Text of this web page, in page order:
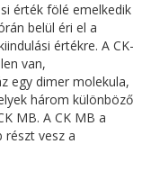
érték fölé emelkedik
belül éri el a
értékre. A CK-
van,
egy dimer molekula,
három különböző
MB. A CK MB a
részt vesz a